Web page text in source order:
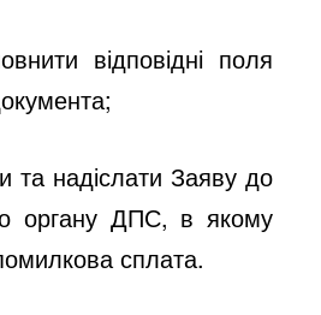
відповідні поля
надіслати Заяву до
органу ДПС, в якому
сплата.